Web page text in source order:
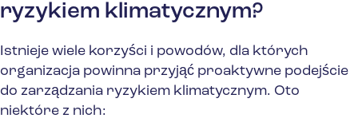
ryzykiem klimatycznym?
Istnieje wiele korzyści i powodów, dla których
organizacja powinna przyjąć proaktywne podejście
do zarządzania ryzykiem klimatycznym. Oto
niektóre z nich: